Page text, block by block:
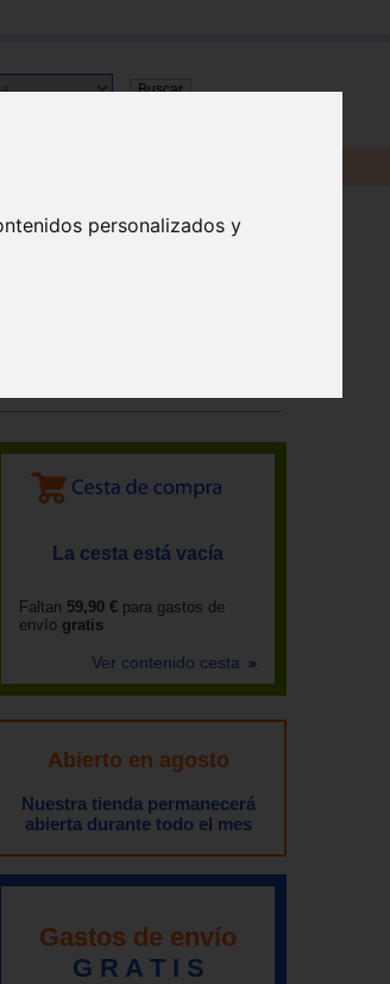
personalizados y
La cesta está vacía
Faltan 59,90 € para gastos de
envío gratis
Ver contenido cesta
Abierto en agosto
Nuestra tienda permanecerá
abierta durante todo el mes
Gastos de envío
G R A T I S